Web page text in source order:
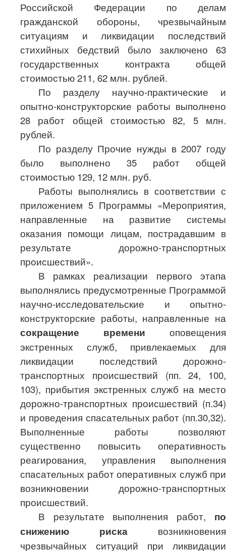
Российской Федерации по делам
гражданской обороны, чрезвычайным
ситуациям и ликвидации последствий
стихийных бедствий было заключено 63
государственных контракта общей
стоимостью 211, 62 млн. рублей.
По разделу научно-практические и
опытно-конструкторские работы выполнено
28 работ общей стоимостью 82, 5 млн.
рублей.
По разделу Прочие нужды в 2007 году
было выполнено 35 работ общей
стоимостью 129, 12 млн. руб.
Работы выполнялись в соответствии с
приложением 5 Программы «Мероприятия,
направленные на развитие системы
оказания помощи лицам, пострадавшим в
результате дорожно-транспортных
происшествий».
В рамках реализации первого этапа
выполнялись предусмотренные Программой
научно-исследовательские и опытно-
конструкторские работы, направленные на
сокращение времени оповещения
экстренных служб, привлекаемых для
ликвидации последствий дорожно-
транспортных происшествий (пп. 24, 100,
103), прибытия экстренных служб на место
дорожно-транспортных происшествий (п.34)
и проведения спасательных работ (пп.30,32).
Выполненные работы позволяют
существенно повысить оперативность
реагирования, управления выполнения
спасательных работ оперативных служб при
возникновении дорожно-транспортных
происшествий.
В результате выполнения работ, по
снижению риска возникновения
чрезвычайных ситуаций при ликвидации